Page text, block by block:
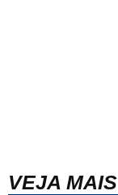
VEJA MAIS